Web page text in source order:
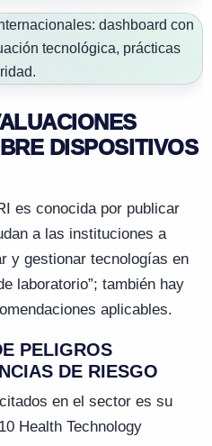
DISPOSITIVOS
es conocida por publicar
a las instituciones a
y gestionar tecnologías en
laboratorio”; también hay
aplicables.
PELIGROS
DE RIESGO
en el sector es su
Health Technology